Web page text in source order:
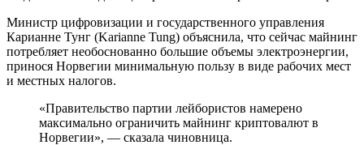
Министр цифровизации и государственного управления
Карианне Тунг (Karianne Tung) объяснила, что сейчас майнинг
потребляет необоснованно большие объемы электроэнергии,
принося Норвегии минимальную пользу в виде рабочих мест
и местных налогов.
«Правительство партии лейбористов намерено
максимально ограничить майнинг криптовалют в
Норвегии», — сказала чиновница.